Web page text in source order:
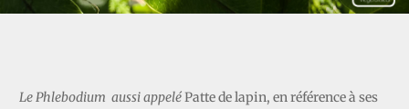
Le Phlebodium aussi appeléPatte de lapin, en référence à ses